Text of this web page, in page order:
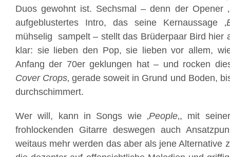
Duos gewohnt ist. Sechsmal – denn der Opener ‚
aufgeblustertes Intro, das seine Kernaussage ‚
mühselig sampelt – stellt das Brüderpaar Bird hier
klar: sie lieben den Pop, sie lieben vor allem,
Anfang der 70er geklungen hat – und rocken
Cover Crops‚ gerade soweit in Grund und Boden,
durchschimmert.
Wer will, kann in Songs wie ‚People‚, mit
frohlockenden Gitarre deswegen auch
weitaus mehr werden das aber als jene Alternative